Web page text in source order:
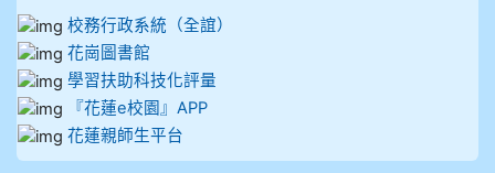
校務行政系統（全誼）
花崗圖書館
學習扶助科技化評量
『花蓮e校園』APP
花蓮親師生平台